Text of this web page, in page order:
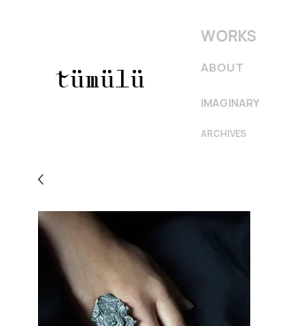
WORKS
tümülü
ARCHIVES
IMAGINARY
ABOUT